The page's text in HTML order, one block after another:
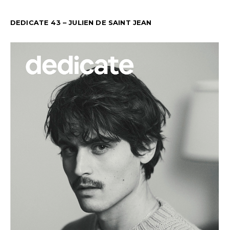
DEDICATE 43 – JULIEN DE SAINT JEAN